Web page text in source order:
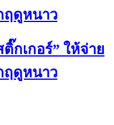
ฤดูหนาว
กเกอร์” ให้จ่าย
ฤดูหนาว